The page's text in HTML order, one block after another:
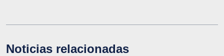
Noticias relacionadas